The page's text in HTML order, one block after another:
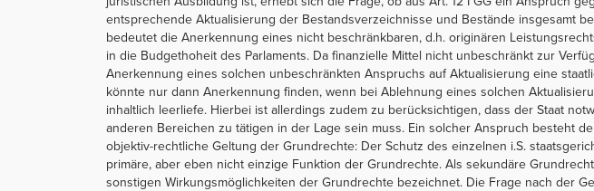
entsprechende Aktualisierung der Bestandsverzeichnisse und Bestände insgesamt
bedeutet die Anerkennung eines nicht beschränkbaren, d.h. originären
in die Budgethoheit des Parlaments. Da finanzielle Mittel nicht unbeschränkt zur
Anerkennung eines solchen unbeschränkten Anspruchs auf Aktualisierung eine
könnte nur dann Anerkennung finden, wenn bei Ablehnung eines solchen
inhaltlich leerliefe. Hierbei ist allerdings zudem zu berücksichtigen, dass der Staat
anderen Bereichen zu tätigen in der Lage sein muss. Ein solcher Anspruch besteht
objektiv-rechtliche Geltung der Grundrechte: Der Schutz des einzelnen i.S.
primäre, aber eben nicht einzige Funktion der Grundrechte. Als sekundäre
sonstigen Wirkungsmöglichkeiten der Grundrechte bezeichnet. Die Frage nach der